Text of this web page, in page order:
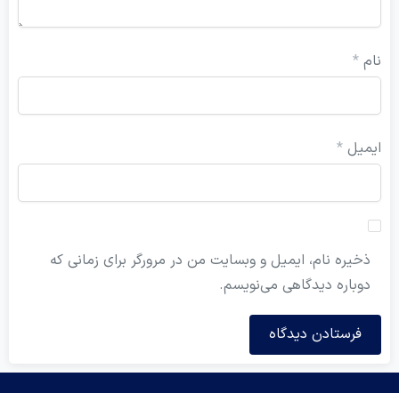
*
*
ذخیره نام، ایمیل و وبسایت من در مرورگر برای زمانی که
دوباره دیدگاهی می‌نویسم.